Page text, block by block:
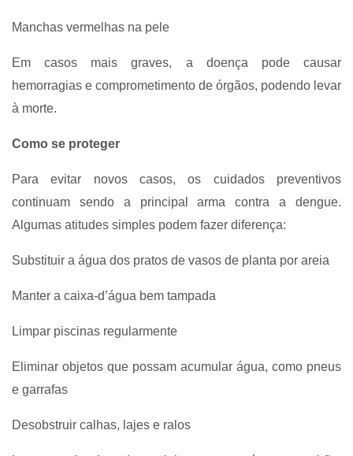
Manchas vermelhas na pele
Em casos mais graves, a doença pode causar
hemorragias e comprometimento de órgãos, podendo levar
à morte.
Como se proteger
Para evitar novos casos, os cuidados preventivos
continuam sendo a principal arma contra a dengue.
Algumas atitudes simples podem fazer diferença:
Substituir a água dos pratos de vasos de planta por areia
Manter a caixa-d’água bem tampada
Limpar piscinas regularmente
Eliminar objetos que possam acumular água, como pneus
e garrafas
Desobstruir calhas, lajes e ralos